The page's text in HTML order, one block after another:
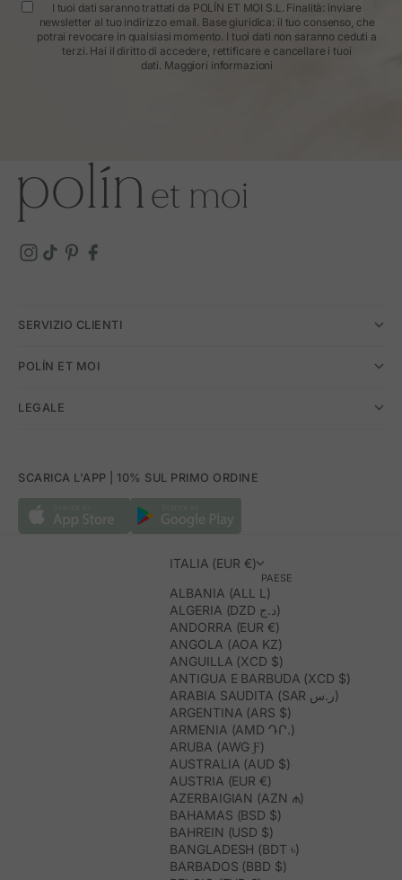
I tuoi dati saranno trattati da POLÍN ET MOI S.L. Finalità: inviare
newsletter al tuo indirizzo email. Base giuridica: il tuo consenso, che
potrai revocare in qualsiasi momento. I tuoi dati non saranno ceduti a
terzi. Hai il diritto di accedere, rettificare e cancellare i tuoi
dati. Maggiori informazioni
SERVIZIO CLIENTI
POLÍN ET MOI
LEGALE
SCARICA L'APP | 10% SUL PRIMO ORDINE
ITALIA (EUR €)
PAESE
ALBANIA (ALL L)
ALGERIA (DZD د.ج)
ANDORRA (EUR €)
ANGOLA (AOA KZ)
ANGUILLA (XCD $)
ANTIGUA E BARBUDA (XCD $)
ARABIA SAUDITA (SAR ر.س)
ARGENTINA (ARS $)
ARMENIA (AMD ԴՐ.)
ARUBA (AWG Ƒ)
AUSTRALIA (AUD $)
AUSTRIA (EUR €)
AZERBAIGIAN (AZN ₼)
BAHAMAS (BSD $)
BAHREIN (USD $)
BANGLADESH (BDT ৳)
BARBADOS (BBD $)